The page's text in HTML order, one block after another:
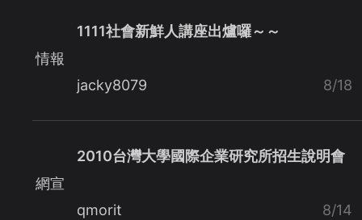
情報
1111社會新鮮人講座出爐囉～～
jacky8079 8/18
網宣
2010台灣大學國際企業研究所招生說明會
qmorit 8/14